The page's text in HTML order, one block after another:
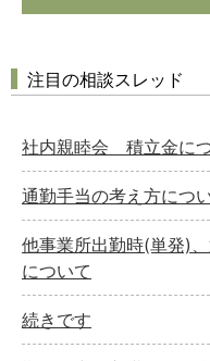
注目の相談スレッド
社内親睦会 積立金に
通勤手当の考え方につ
他事業所出勤時(単発)
について
続きです